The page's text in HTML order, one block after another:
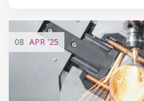
08 APR'25